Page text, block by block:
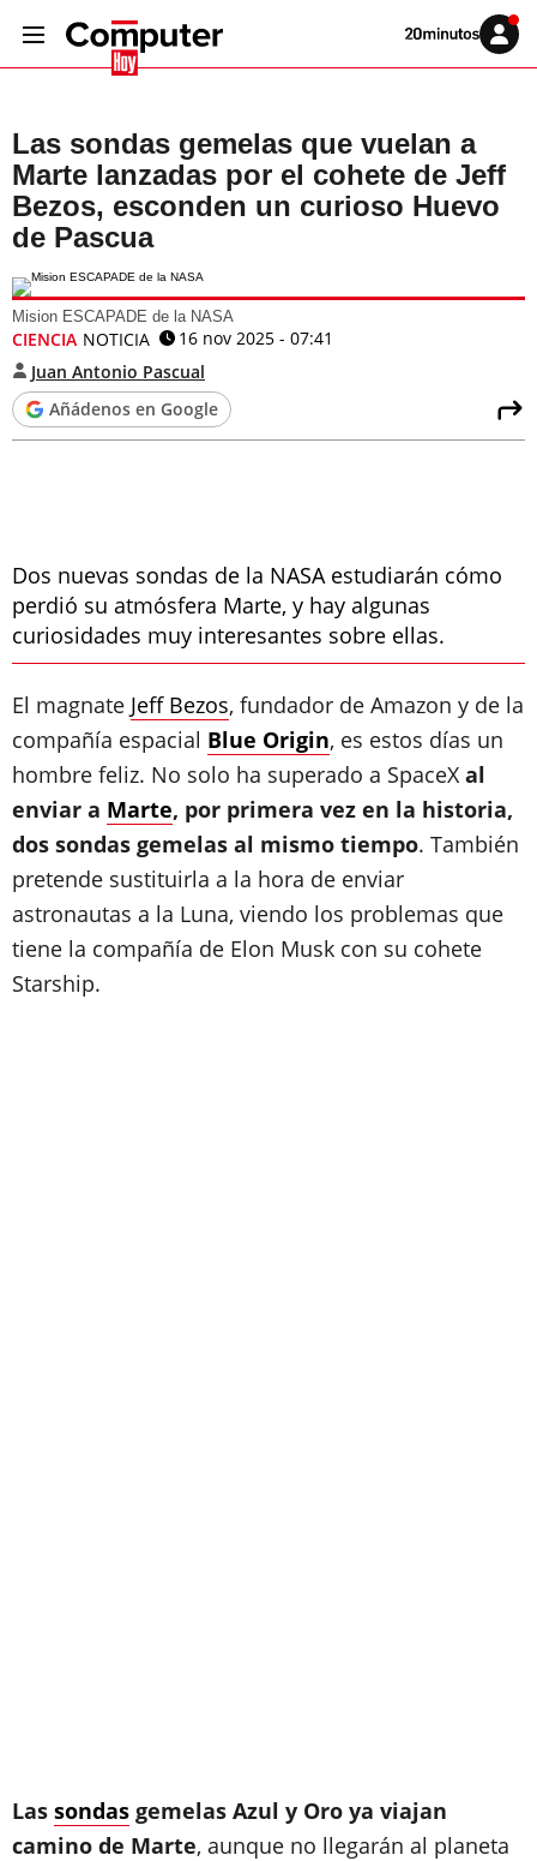
Volver
Iniciar
sesión
Las sondas gemelas que vuelan a
Marte lanzadas por el cohete de Jeff
Bezos, esconden un curioso Huevo
de Pascua
Mision ESCAPADE de la NASA
CIENCIA NOTICIA
16 nov 2025 - 07:41
Juan Antonio Pascual
Añádenos en Google
Dos nuevas sondas de la NASA estudiarán cómo
perdió su atmósfera Marte, y hay algunas
curiosidades muy interesantes sobre ellas.
El magnate Jeff Bezos, fundador de Amazon y de la
compañía espacial Blue Origin, es estos días un
hombre feliz. No solo ha superado a SpaceX al
enviar a Marte, por primera vez en la historia,
dos sondas gemelas al mismo tiempo. También
pretende sustituirla a la hora de enviar
astronautas a la Luna, viendo los problemas que
tiene la compañía de Elon Musk con su cohete
Starship.
Las sondas gemelas Azul y Oro ya viajan
camino de Marte, aunque no llegarán al planeta